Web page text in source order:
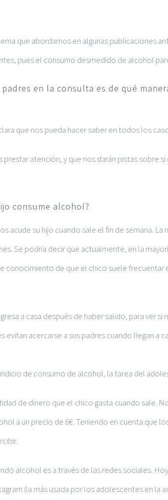
que abordamos en algunas publicaciones
pues el consumo desmedido de alcohol
en la consulta es de qué
que nos pueda hacer saber en todos los
atención, y que nos darán pistas sobre
consume alcohol?
acude su hijo cuando sale el fin de semana.
Se podría decir que actualmente, en la
de que el chico suele frecuentar
a casa después de haber salido, para ver
acercarse a sus padres cuando llegan a
de consumo de alcohol, la tarea del
de dinero que el chico gasta cuando sale.
a un precio de 6€. Teniendo en cuenta que
alcohol es a través de las redes sociales.
(la más usada por los adolescentes en la